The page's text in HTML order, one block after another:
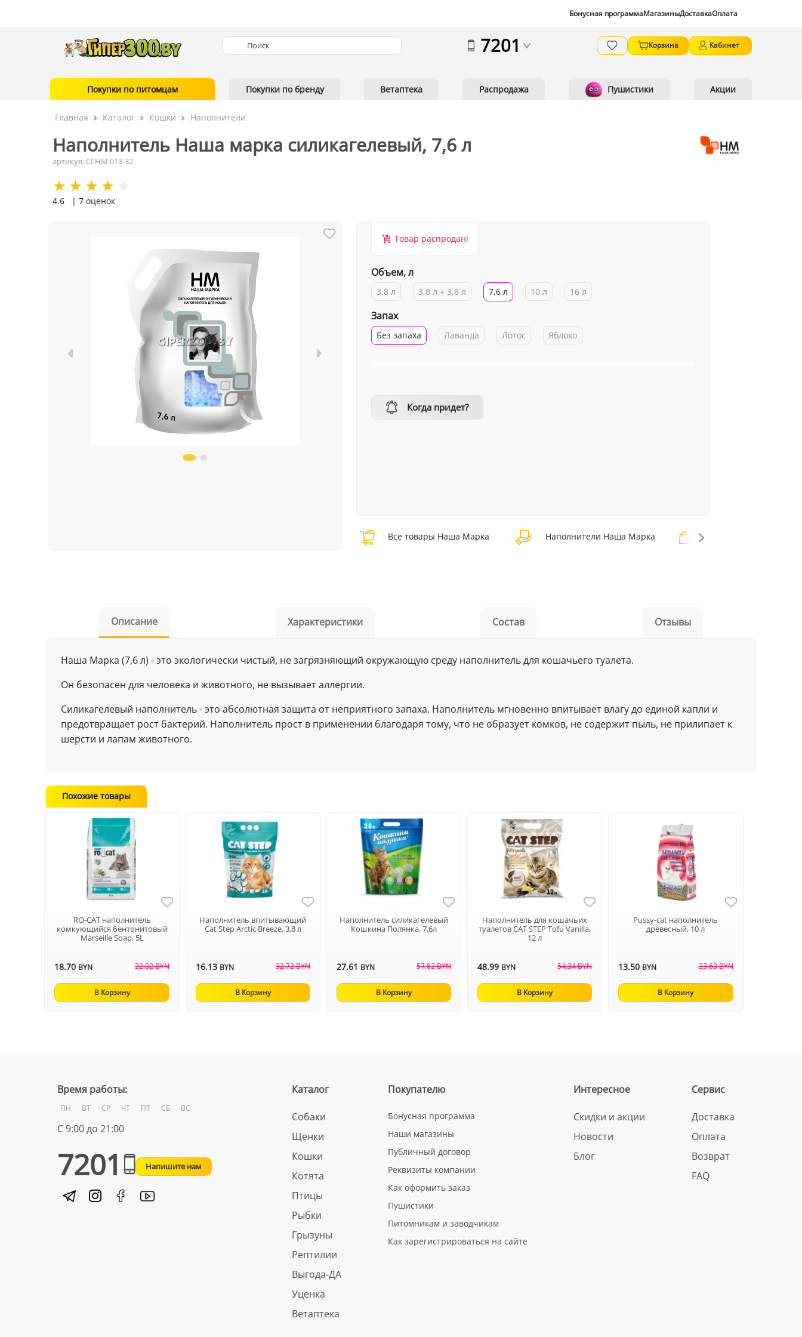
Бонусная программаМагазиныДоставкаОплата
7201 Корзина Кабинет
Покупки по питомцам Покупки по бренду Ветаптека Распродажа Пушистики Акции
Главная Каталог Кошки Наполнители
Наполнитель Наша марка силикагелевый, 7,6 л
артикул: СГНМ 013-32
4.6 | 7 оценок
Товар распродан!
Объем, л
3,8 л 3,8 л + 3,8 л 7,6 л 10 л 16 л
Запах
Без запаха Лаванда Лотос Яблоко
Когда придет?
Все товары Наша Марка Наполнители Наша Марка Наполнители
Описание Характеристики Состав Отзывы
Наша Марка (7,6 л) - это экологически чистый, не загрязняющий окружающую среду наполнитель для кошачьего туалета.
Он безопасен для человека и животного, не вызывает аллергии.
Силикагелевый наполнитель - это абсолютная защита от неприятного запаха. Наполнитель мгновенно впитывает влагу до единой капли и
предотвращает рост бактерий. Наполнитель прост в применении благодаря тому, что не образует комков, не содержит пыль, не прилипает к
шерсти и лапам животного.
Похожие товары
RO-CAT наполнитель
комкующийся бентонитовый
Marseille Soap, 5L
18.70 BYN 22.02 BYN
В Корзину
Наполнитель впитывающий
Cat Step Arctic Breeze, 3,8 л
16.13 BYN 32.72 BYN
В Корзину
Наполнитель силикагелевый
Кошкина Полянка, 7,6л
27.61 BYN 57.82 BYN
В Корзину
Наполнитель для кошачьих
туалетов CAT STEP Tofu Vanilla,
12 л
48.99 BYN 54.34 BYN
В Корзину
Pussy-cat наполнитель
древесный, 10 л
13.50 BYN 23.63 BYN
В Корзину
Время работы:
ПН ВТ СР ЧТ ПТ СБ ВС
С 9:00 до 21:00
7201 Напишите нам
Каталог
Собаки
Щенки
Кошки
Котята
Птицы
Рыбки
Грызуны
Рептилии
Выгода-ДА
Уценка
Ветаптека
Покупателю
Бонусная программа
Наши магазины
Публичный договор
Реквизиты компании
Как оформить заказ
Пушистики
Питомникам и заводчикам
Как зарегистрироваться на сайте
Интересное
Скидки и акции
Новости
Блог
Сервис
Доставка
Оплата
Возврат
FAQ